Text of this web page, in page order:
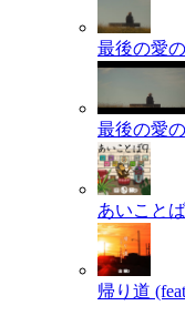
最後の愛
最後の愛
あいこと
帰り道